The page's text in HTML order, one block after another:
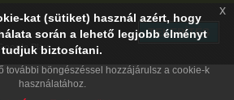
kat (sütiket) használ azért, hogy
során a lehető legjobb élményt
tudjuk biztosítani.
további böngészéssel hozzájárulsz a cookie-k
használatához.
x
Play
TELEPÍTÉS